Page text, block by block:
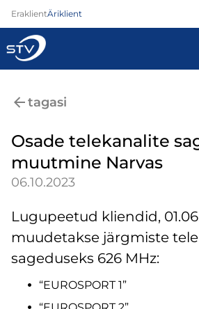
EraklientÄriklient
Internet
Telefon
Turvateenused
Abi
Pood
Kontaktid
tagasi
Osade telekanalite
muutmine Narvas
06.10.2023
Lugupeetud kliendid,
muudetakse järgmiste
sageduseks 626 MHz:
“EUROSPORT 1”